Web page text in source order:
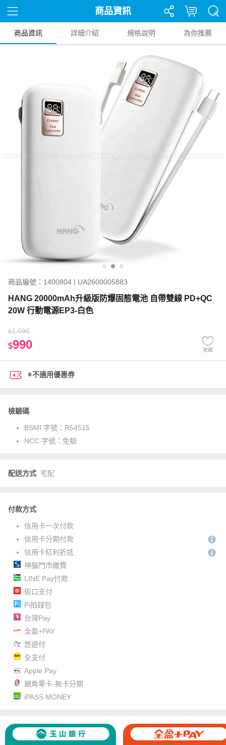
商品資訊
商品資訊 詳細介紹 規格說明 為你推薦
商品編號：1400804 | UA2600005883
HANG 20000mAh升級版防爆固態電池 自帶雙線 PD+QC
20W 行動電源EP3-白色
$1,090
$990 收藏
※不適用優惠券
檢驗碼
BSMI 字號： R54515
NCC 字號： 免驗
配送方式 宅配
付款方式
信用卡一次付款
信用卡分期付款
信用卡紅利折抵
神腦門市繳費
LINE Pay付款
街口支付
Pi拍錢包
台灣Pay
全盈+PAY
悠遊付
全支付
Apple Pay
銀角零卡-無卡分期
iPASS MONEY